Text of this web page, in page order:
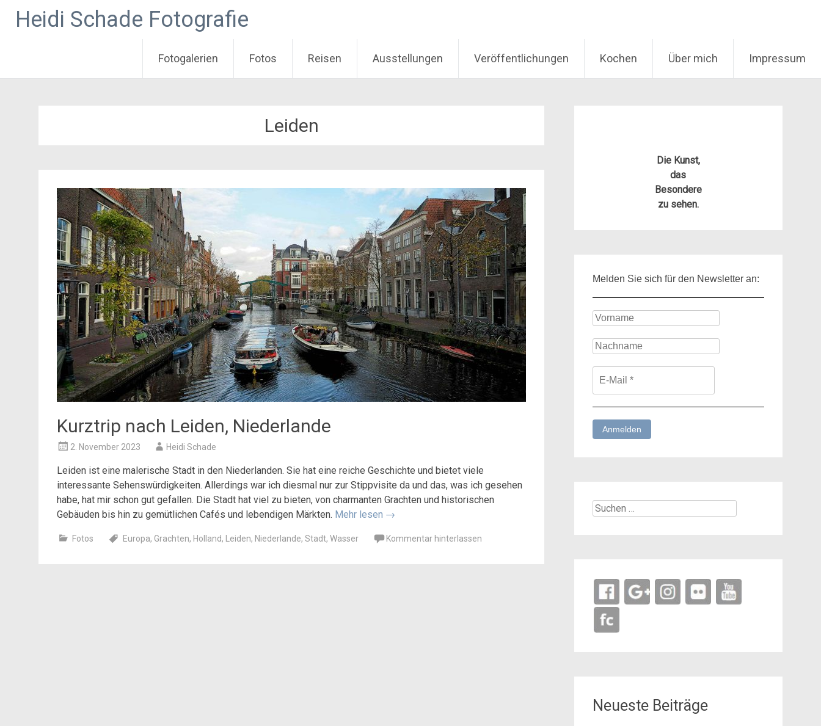
Heidi Schade Fotografie
Fotogalerien Fotos Reisen Ausstellungen Veröffentlichungen Kochen Über mich Impressum
Leiden
Kurztrip nach Leiden, Niederlande
2. November 2023 Heidi Schade
Leiden ist eine malerische Stadt in den Niederlanden. Sie hat eine reiche Geschichte und bietet viele
interessante Sehenswürdigkeiten. Allerdings war ich diesmal nur zur Stippvisite da und das, was ich gesehen
habe, hat mir schon gut gefallen. Die Stadt hat viel zu bieten, von charmanten Grachten und historischen
Gebäuden bis hin zu gemütlichen Cafés und lebendigen Märkten. Mehr lesen →
Fotos Europa, Grachten, Holland, Leiden, Niederlande, Stadt, Wasser Kommentar hinterlassen
Die Kunst,
das
Besondere
zu sehen.
Melden Sie sich für den Newsletter an:
Suchen
Neueste Beiträge